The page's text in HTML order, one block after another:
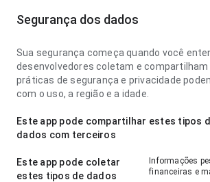
Segurança dos dados
Sua segurança começa quando você
desenvolvedores coletam e compartilham
práticas de segurança e privacidade
com o uso, a região e a idade.
Este app pode compartilhar estes tipos
dados com terceiros
Este app pode coletar
estes tipos de dados
Informações
financeiras e